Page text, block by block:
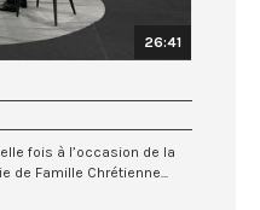
26:41
fois à l’occasion de la
de Famille Chrétienne...